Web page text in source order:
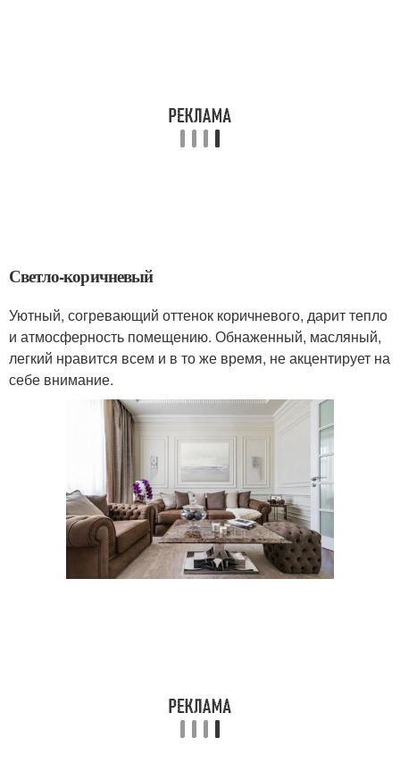
Светло-коричневый
Уютный, согревающий оттенок коричневого, дарит тепло
и атмосферность помещению. Обнаженный, масляный,
легкий нравится всем и в то же время, не акцентирует на
себе внимание.